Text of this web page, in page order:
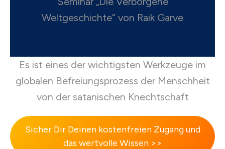
Weltgeschichte“ von Raik Garve
Es ist eines der wichtigsten Werkzeuge im
globalen Befreiungsprozess der Menschheit
von der satanischen Knechtschaft
Sicher Dir Deinen kostenfreien Zugang und
das wertvolle Wissen >>